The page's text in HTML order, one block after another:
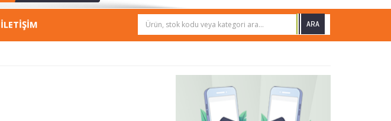
İLETİŞİM Ürün, stok kodu veya kategori ara...